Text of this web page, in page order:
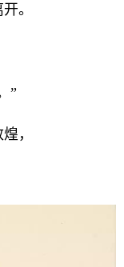
。
”
，